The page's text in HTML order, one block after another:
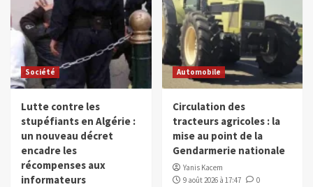
Société
Lutte contre les
stupéfiants en Algérie :
un nouveau décret
encadre les
récompenses aux
informateurs
Automobile
Circulation des
tracteurs agricoles : la
mise au point de la
Gendarmerie nationale
Yanis Kacem
9 août 2026 à 17:47
0